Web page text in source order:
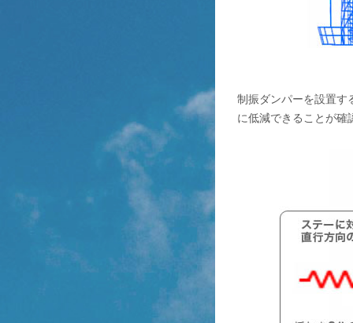
制振ダンパーを設置す
に低減できることが確